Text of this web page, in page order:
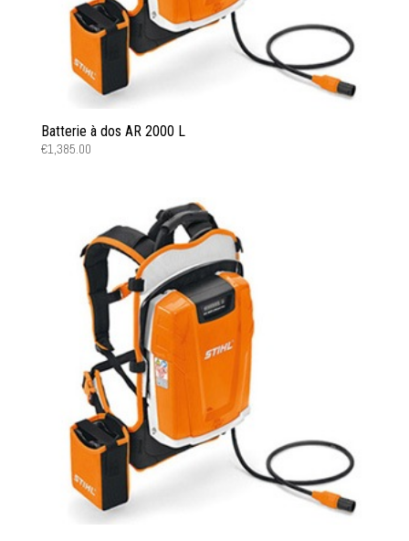
Batterie à dos AR 2000 L
€1,385.00